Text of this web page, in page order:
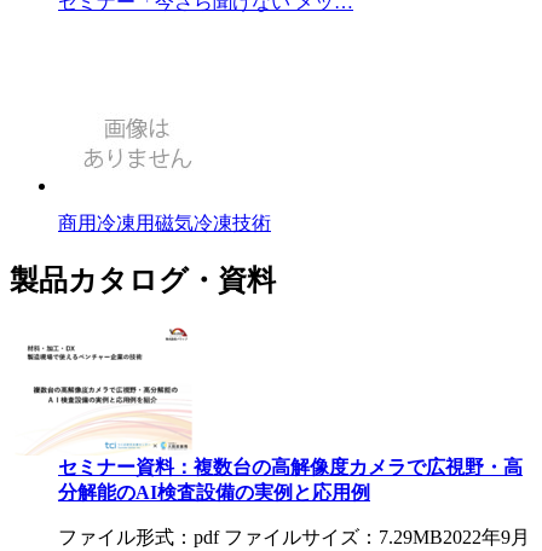
商用冷凍用磁気冷凍技術
製品カタログ・資料
セミナー資料：複数台の高解像度カメラで広視野・高
分解能のAI検査設備の実例と応用例
ファイル形式：pdf ファイルサイズ：7.29MB2022年9月